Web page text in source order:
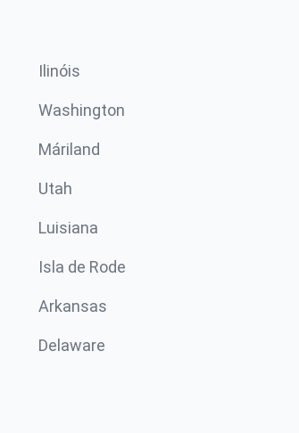
Ilinóis
Washington
Máriland
Utah
Luisiana
Isla de Rode
Arkansas
Delaware